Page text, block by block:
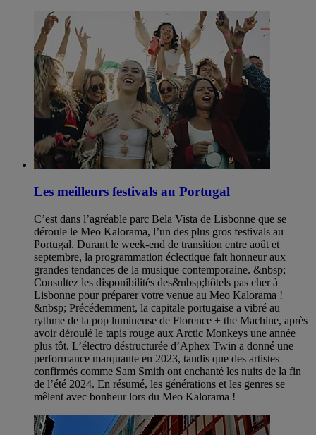
Les meilleurs festivals au Portugal
C’est dans l’agréable parc Bela Vista de Lisbonne que se
déroule le Meo Kalorama, l’un des plus gros festivals au
Portugal. Durant le week-end de transition entre août et
septembre, la programmation éclectique fait honneur aux
grandes tendances de la musique contemporaine. &nbsp;
Consultez les disponibilités des&nbsp;hôtels pas cher à
Lisbonne pour préparer votre venue au Meo Kalorama !
&nbsp; Précédemment, la capitale portugaise a vibré au
rythme de la pop lumineuse de Florence + the Machine, après
avoir déroulé le tapis rouge aux Arctic Monkeys une année
plus tôt. L’électro déstructurée d’Aphex Twin a donné une
performance marquante en 2023, tandis que des artistes
confirmés comme Sam Smith ont enchanté les nuits de la fin
de l’été 2024. En résumé, les générations et les genres se
mêlent avec bonheur lors du Meo Kalorama !